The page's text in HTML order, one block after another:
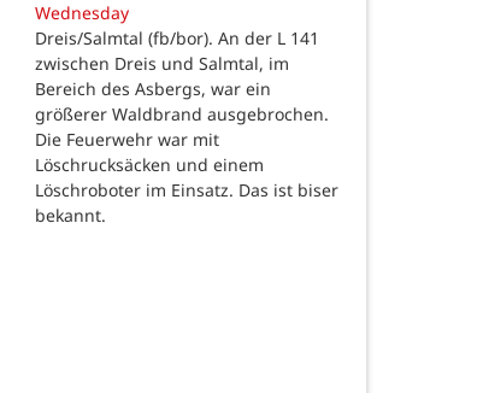
Wednesday
Dreis/Salmtal (fb/bor). An der L 141
zwischen Dreis und Salmtal, im
Bereich des Asbergs, war ein
größerer Waldbrand ausgebrochen.
Die Feuerwehr war mit
Löschrucksäcken und einem
Löschroboter im Einsatz. Das ist biser
bekannt.